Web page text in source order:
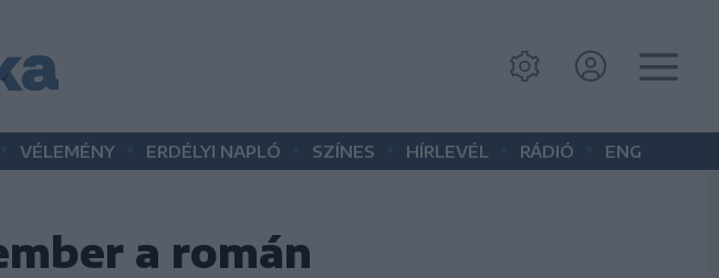
VÉLEMÉNY ERDÉLYI NAPLÓ SZÍNES HÍRLEVÉL RÁDIÓ ENG
a román